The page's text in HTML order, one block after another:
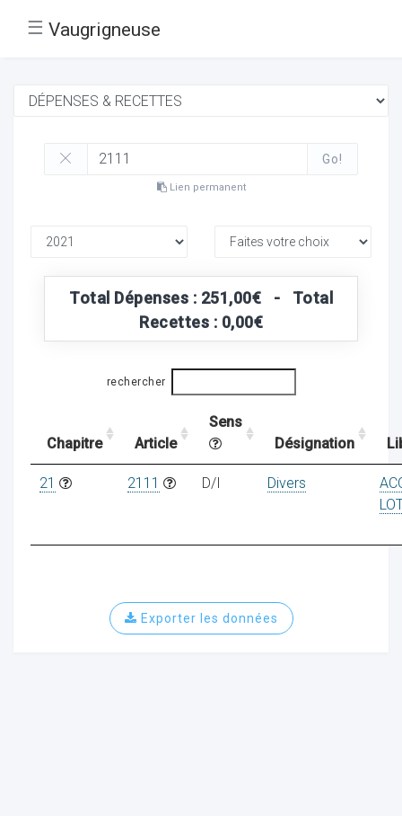
☰ Vaugrigneuse
Go!
Lien permanent
Total Dépenses : 251,00€ - Total
Recettes : 0,00€
rechercher
Chapitre Article
Sens
Désignation
21 2111 D/I Divers
Exporter les données